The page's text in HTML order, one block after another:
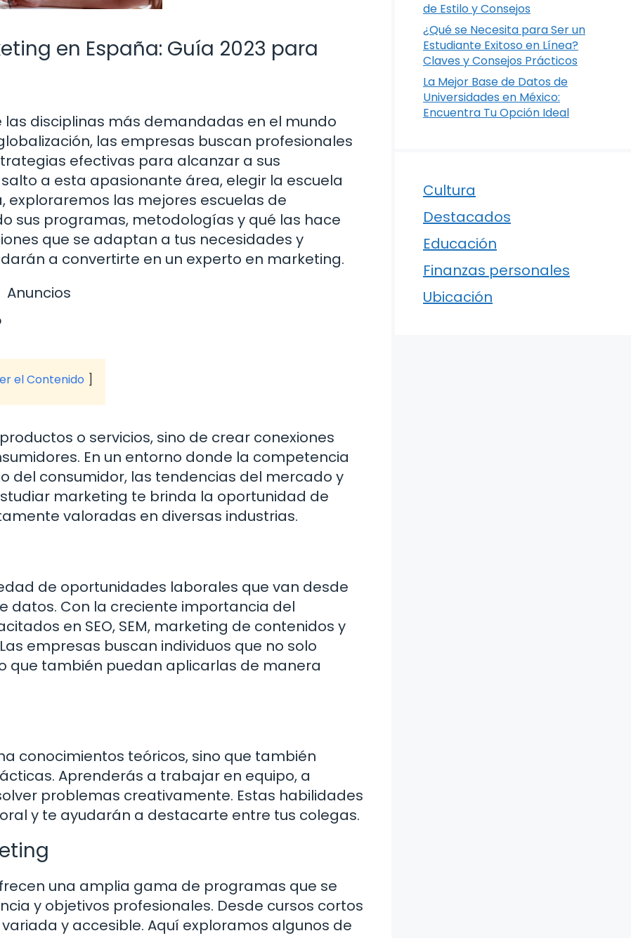
en España: Guía 2023 para
disciplinas más demandadas en el mundo
las empresas buscan profesionales
efectivas para alcanzar a sus
a esta apasionante área, elegir la escuela
las mejores escuelas de
sus programas, metodologías y qué las hace
que se adaptan a tus necesidades y
a convertirte en un experto en marketing.
Anuncios
el Contenido
o servicios, sino de crear conexiones
En un entorno donde la competencia
del consumidor, las tendencias del mercado y
marketing te brinda la oportunidad de
valoradas en diversas industrias.
de oportunidades laborales que van desde
datos. Con la creciente importancia del
en SEO, SEM, marketing de contenidos y
empresas buscan individuos que no solo
que también puedan aplicarlas de manera
conocimientos teóricos, sino que también
Aprenderás a trabajar en equipo, a
problemas creativamente. Estas habilidades
y te ayudarán a destacarte entre tus colegas.
una amplia gama de programas que se
y objetivos profesionales. Desde cursos cortos
y accesible. Aquí exploramos algunos de
de Estilo y Consejos
¿Qué se Necesita para Ser un
Estudiante Exitoso en Línea?
Claves y Consejos Prácticos
La Mejor Base de Datos de
Universidades en México:
Encuentra Tu Opción Ideal
Cultura
Destacados
Educación
Finanzas personales
Ubicación